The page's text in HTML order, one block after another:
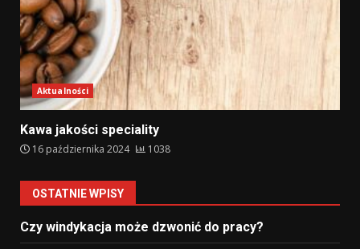
Aktualności
Kawa jakości speciality
16 października 2024 1038
OSTATNIE WPISY
Czy windykacja może dzwonić do pracy?